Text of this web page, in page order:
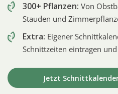
300+ Pflanzen: Von
Stauden und
Extra: Eigener
Schnittzeiten eintragen
Jetzt